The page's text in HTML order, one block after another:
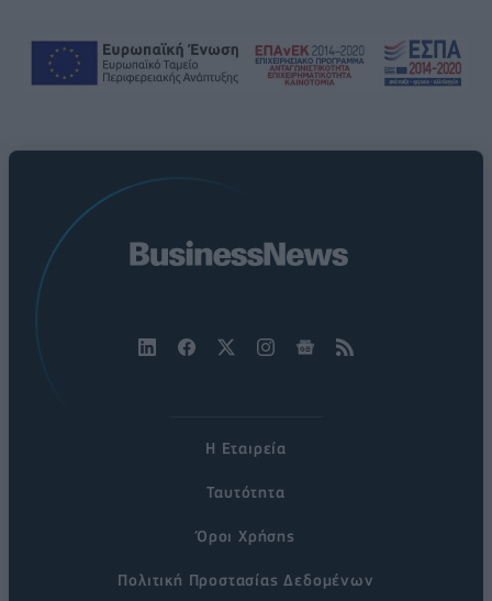
Η Εταιρεία
Ταυτότητα
Όροι Χρήσης
Πολιτική Προστασίας Δεδομένων